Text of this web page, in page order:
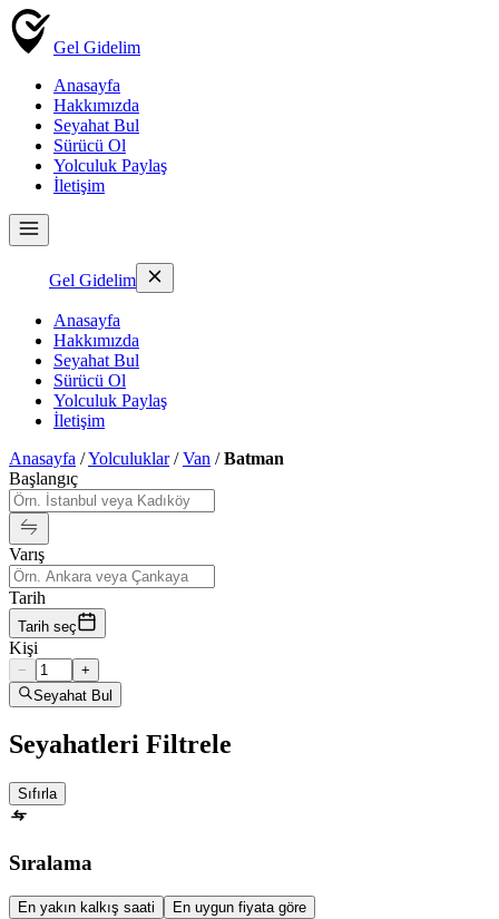
Gel Gidelim
Anasayfa
Hakkımızda
Seyahat Bul
Sürücü Ol
Yolculuk Paylaş
İletişim
Gel Gidelim
Anasayfa
Hakkımızda
Seyahat Bul
Sürücü Ol
Yolculuk Paylaş
İletişim
Anasayfa /Yolculuklar/Van /Batman
Başlangıç
Varış
Tarih
Tarih seç
Kişi
−
+
Seyahat Bul
Seyahatleri Filtrele
Sıfırla
Sıralama
En yakın kalkış saati En uygun fiyata göre